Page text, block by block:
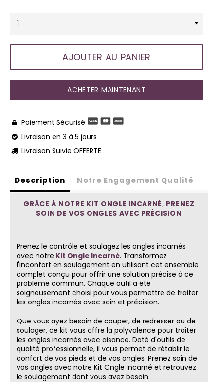
AJOUTER AU PANIER
ACHETER MAINTENANT
 Paiement Sécurisé
 Livraison en 3 à 5 jours
 Livraison Suivie OFFERTE
Description Notre Engagement Qualité
GRÂCE À NOTRE KIT ONGLE INCARNÉ, PRENEZ
SOIN DE VOS ONGLES AVEC PRÉCISION
Prenez le contrôle et soulagez les ongles incarnés
avec notre Kit Ongle Incarné. Transformez
l'inconfort en soulagement en utilisant cet ensemble
complet conçu pour offrir une solution précise à ce
problème commun. Chaque outil a été
soigneusement choisi pour vous permettre de traiter
les ongles incarnés avec soin et précision.
Que vous ayez besoin de couper, de redresser ou de
soulager, ce kit vous offre la polyvalence pour traiter
les ongles incarnés avec aisance. Doté d'outils de
qualité professionnelle, il vous permet de rétablir le
confort de vos pieds et de vos ongles. Prenez soin de
vos ongles avec notre Kit Ongle Incarné et retrouvez
le soulagement dont vous avez besoin.